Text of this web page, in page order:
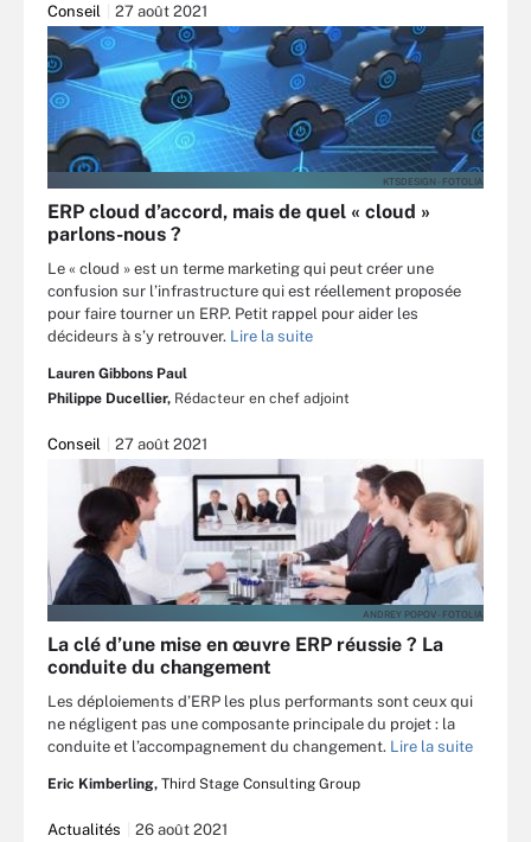
Conseil 27 août 2021
KTSDESIGN - FOTOLIA
ERP cloud d’accord, mais de quel « cloud »
parlons-nous ?
Le « cloud » est un terme marketing qui peut créer une
confusion sur l’infrastructure qui est réellement proposée
pour faire tourner un ERP. Petit rappel pour aider les
décideurs à s’y retrouver. Lire la suite
Lauren Gibbons Paul
Philippe Ducellier, Rédacteur en chef adjoint
Conseil 27 août 2021
ANDREY POPOV - FOTOLIA
La clé d’une mise en œuvre ERP réussie ? La
conduite du changement
Les déploiements d’ERP les plus performants sont ceux qui
ne négligent pas une composante principale du projet : la
conduite et l’accompagnement du changement. Lire la suite
Eric Kimberling, Third Stage Consulting Group
Actualités 26 août 2021